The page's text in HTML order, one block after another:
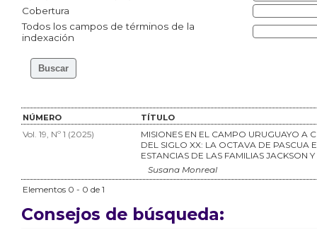
Cobertura
Todos los campos de términos de la
indexación
NÚMERO TÍTULO
Vol. 19, Nº 1 (2025)
MISIONES EN EL CAMPO URUGUAYO A
DEL SIGLO XX: LA OCTAVA DE PASCUA
ESTANCIAS DE LAS FAMILIAS JACKSON
Susana Monreal
Elementos 0 - 0 de 1
Consejos de búsqueda: